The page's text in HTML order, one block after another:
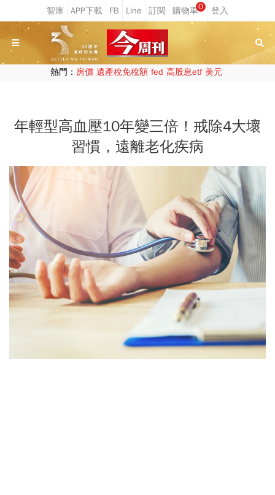
0
熱門： 房價 遺產稅免稅額 fed 高股息etf 美元
年輕型高血壓10年變三倍！戒除4大壞
習慣，遠離老化疾病